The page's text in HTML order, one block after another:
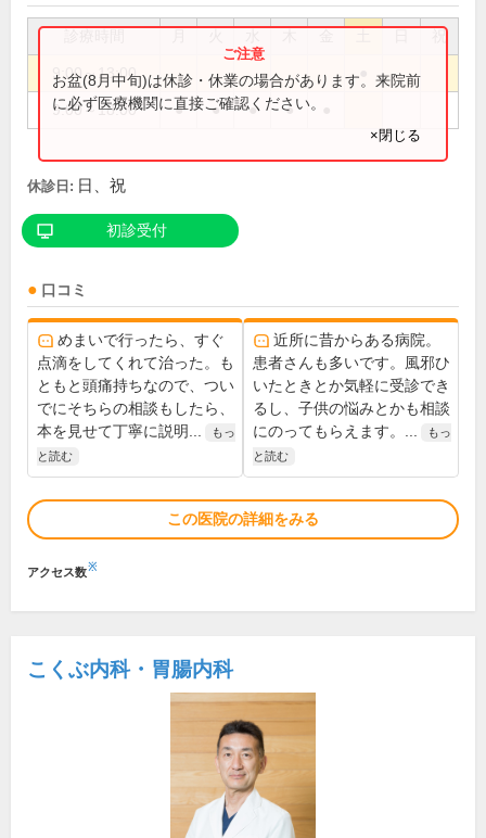
祝
9:00～13:00
9:00～18:00 ● ● ● ●
お盆(8月中旬)は休診・休業の場合があります。来院前
に必ず医療機関に直接ご確認ください。
×閉じる
休診日: 日、祝
初診受付
口コミ
めまいで行ったら、すぐ
点滴をしてくれて治った。も
ともと頭痛持ちなので、つい
でにそちらの相談もしたら、
本を見せて丁寧に説明...
もっ
と読む
近所に昔からある病院。
患者さんも多いです。風邪ひ
いたときとか気軽に受診でき
るし、子供の悩みとかも相談
にのってもらえます。...
もっ
と読む
この医院の詳細をみる
アクセス数※
こくぶ内科・胃腸内科